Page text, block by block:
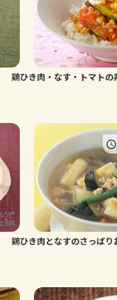
鶏ひき肉・なす・トマトの
鶏ひき肉となすのさっぱり